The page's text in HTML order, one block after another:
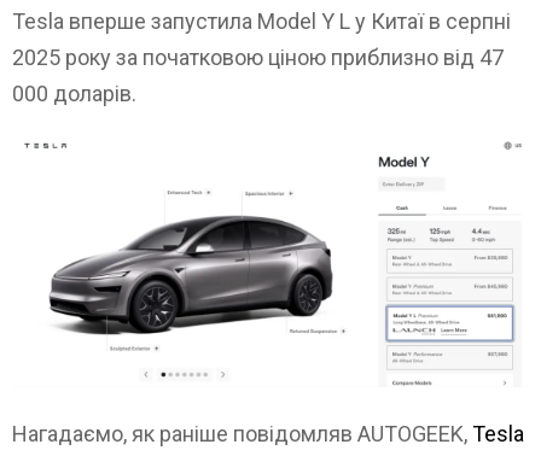
Tesla вперше запустила Model Y L у Китаї в серпні
2025 року за початковою ціною приблизно від 47
000 доларів.
Нагадаємо, як раніше повідомляв AUTOGEEK,Tesla